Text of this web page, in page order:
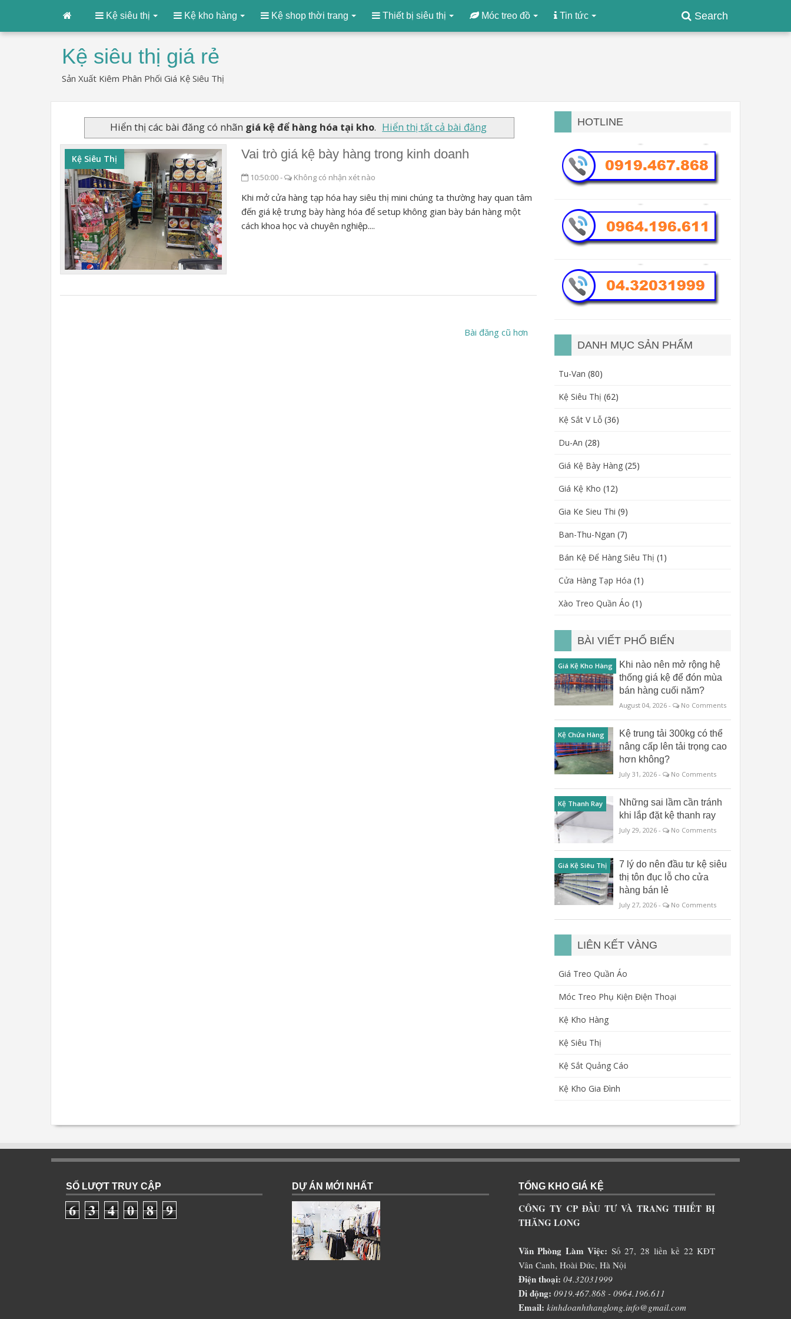
Search
Kệ siêu thị Kệ kho hàng Kệ shop thời trang Thiết bị siêu thị Móc treo đồ Tin tức
Kệ siêu thị giá rẻ
Sản Xuất Kiêm Phân Phối Giá Kệ Siêu Thị
Hiển thị các bài đăng có nhãn giá kệ để hàng hóa tại kho. Hiển thị tất cả bài đăng
Vai trò giá kệ bày hàng trong kinh doanh
Kệ Siêu Thị
10:50:00- Không có nhận xét nào
Khi mở cửa hàng tạp hóa hay siêu thị mini chúng ta thường hay quan tâm
đến giá kệ trưng bày hàng hóa để setup không gian bày bán hàng một
cách khoa học và chuyên nghiệp....
Bài đăng cũ hơn
HOTLINE
DANH MỤC SẢN PHẨM
Tu-Van (80)
Kệ Siêu Thị (62)
Kệ Sắt V Lỗ (36)
Du-An (28)
Giá Kệ Bày Hàng (25)
Giá Kệ Kho (12)
Gia Ke Sieu Thi (9)
Ban-Thu-Ngan (7)
Bán Kệ Để Hàng Siêu Thị (1)
Cửa Hàng Tạp Hóa (1)
Xào Treo Quần Áo (1)
BÀI VIẾT PHỔ BIẾN
Giá Kệ Kho Hàng
Khi nào nên mở rộng hệ
thống giá kệ để đón mùa
bán hàng cuối năm?
August 04, 2026 - No Comments
Kệ Chứa Hàng
Kệ trung tải 300kg có thể
nâng cấp lên tải trọng cao
hơn không?
July 31, 2026 - No Comments
Kệ Thanh Ray
Những sai lầm cần tránh
khi lắp đặt kệ thanh ray
July 29, 2026 - No Comments
Giá Kệ Siêu Thị
7 lý do nên đầu tư kệ siêu
thị tôn đục lỗ cho cửa
hàng bán lẻ
July 27, 2026 - No Comments
LIÊN KẾT VÀNG
Giá Treo Quần Áo
Móc Treo Phụ Kiện Điện Thoại
Kệ Kho Hàng
Kệ Siêu Thị
Kệ Sắt Quảng Cáo
Kệ Kho Gia Đình
SỐ LƯỢT TRUY CẬP
6 3 4 0 8 9
DỰ ÁN MỚI NHẤT TỔNG KHO GIÁ KỆ
CÔNG TY CP ĐẦU TƯ VÀ TRANG THIẾT BỊ
THĂNG LONG
Văn Phòng Làm Việc: Số 27, 28 liền kề 22 KĐT
Vân Canh, Hoài Đức, Hà Nội
Điện thoại: 04.32031999
Di động: 0919.467.868 - 0964.196.611
Email: kinhdoanhthanglong.info@gmail.com